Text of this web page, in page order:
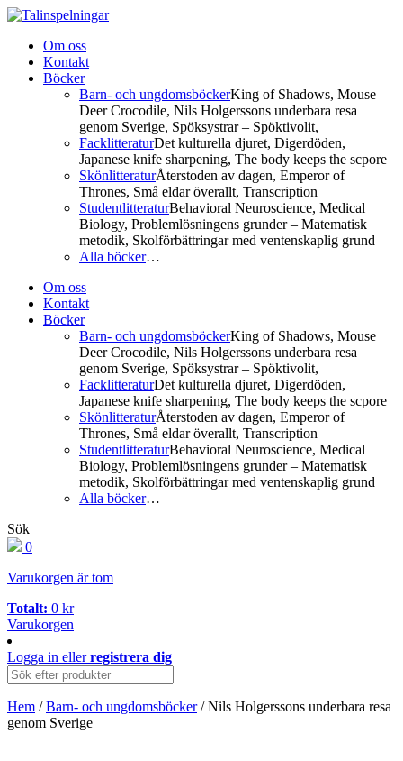
Om oss
Kontakt
Böcker
Barn- och ungdomsböckerKing of Shadows, Mouse
Deer Crocodile, Nils Holgerssons underbara resa
genom Sverige, Spöksystrar – Spöktivolit,
FacklitteraturDet kulturella djuret, Digerdöden,
Japanese knife sharpening, The body keeps the scpore
SkönlitteraturÅterstoden av dagen, Emperor of
Thrones, Små eldar överallt, Transcription
StudentlitteraturBehavioral Neuroscience, Medical
Biology, Problemlösningens grunder – Matematisk
metodik, Skolförbättringar med ventenskaplig grund
Alla böcker…
Om oss
Kontakt
Böcker
Barn- och ungdomsböckerKing of Shadows, Mouse
Deer Crocodile, Nils Holgerssons underbara resa
genom Sverige, Spöksystrar – Spöktivolit,
FacklitteraturDet kulturella djuret, Digerdöden,
Japanese knife sharpening, The body keeps the scpore
SkönlitteraturÅterstoden av dagen, Emperor of
Thrones, Små eldar överallt, Transcription
StudentlitteraturBehavioral Neuroscience, Medical
Biology, Problemlösningens grunder – Matematisk
metodik, Skolförbättringar med ventenskaplig grund
Alla böcker…
Sök
0
Varukorgen är tom
Totalt: 0 kr
Varukorgen
Logga in ellerregistrera dig
Hem /Barn- och ungdomsböcker/ Nils Holgerssons underbara resa
genom Sverige